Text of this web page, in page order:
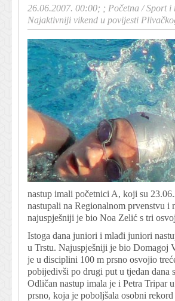
26.06.2007. 00:00; ; Početna /Sport i
Najaktivniji vikend u povijesti
nastup imali početnici A, koji su
nastupali na Regionalnom prvenstvu i
najuspješniji je bio Noa Zelić s tri
Istoga dana juniori i mlađi juniori
u Trstu. Najuspješniji je bio Domagoj
je u disciplini 100 m prsno osvojio
pobijedivši po drugi put u tjedan dana
Odličan nastup imala je i Petra Tripar
prsno, koja je poboljšala osobni rekord